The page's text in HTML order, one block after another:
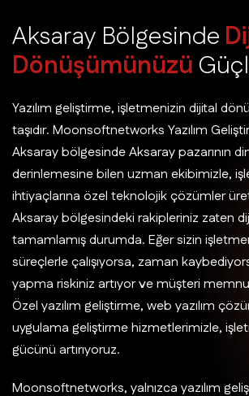
Aksaray Bölgesinde Di
Dönüşümünüzü Güçl
Yazılım geliştirme, işletmenizin dijital
taşıdır. Moonsoftnetworks Yazılım
Aksaray bölgesinde Aksaray pazarının
derinlemesine bilen uzman ekibimizle,
ihtiyaçlarına özel teknolojik çözümler
Aksaray bölgesindeki rakipleriniz zaten
tamamlamış durumda. Eğer sizin
süreçlerle çalışıyorsa, zaman
yapma riskiniz artıyor ve müşteri
Özel yazılım geliştirme, web yazılım
uygulama geliştirme hizmetlerimizle,
gücünü artırıyoruz.
Moonsoftnetworks, yalnızca yazılım